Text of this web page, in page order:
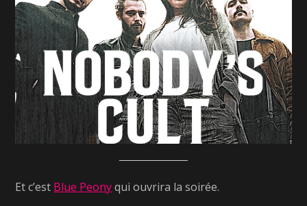
Et c’est Blue Peonyqui ouvrira la soirée.